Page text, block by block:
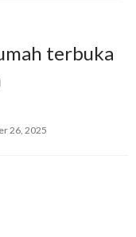
terbuka
26, 2025